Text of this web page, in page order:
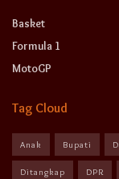
Basket
Formula 1
MotoGP
Tag Cloud
Anak Bupati
Ditangkap DPR